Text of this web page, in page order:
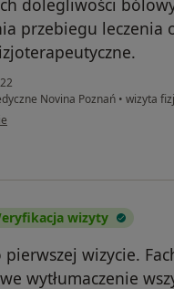
dolegliwości
przebiegu leczenia
Novina Poznań • wizyta
Ilona
wizyty
pierwszej wizycie.
wytłumaczenie